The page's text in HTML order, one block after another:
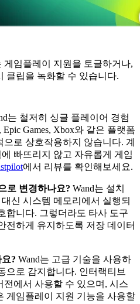
게임플레이 지원을 토글하거나,
클립을 녹화할 수 있습니다.
는 철저히 싱글 플레이어 경험
Games, Xbox와 같은 플랫폼
로 상호작용하지 않습니다. 계
빠뜨리지 않고 자유롭게 게임
에서 리뷰를 확인해보세요.
로 변경하나요? Wand는 설치
신 시스템 메모리에서 실행되
합니다. 그렇더라도 타사 도구
전하게 유지하도록 저장 데이터
? Wand는 고급 기술을 사용하
으로 감지합니다. 인터랙티브
에서 사용할 수 있으며, 시스
게임플레이 지원 기능을 사용할